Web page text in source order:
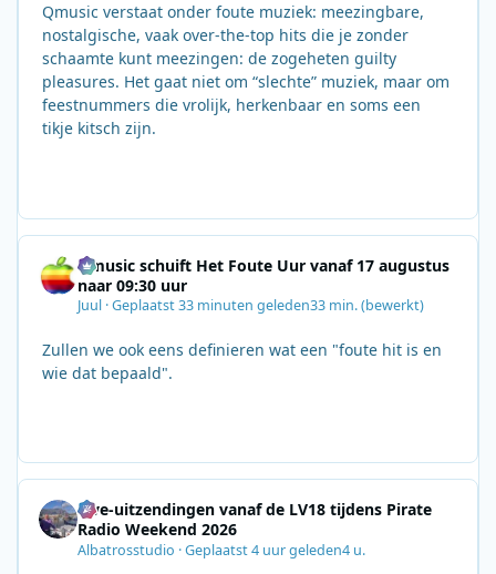
Qmusic verstaat onder foute muziek: meezingbare,
nostalgische, vaak over‑the‑top hits die je zonder
schaamte kunt meezingen: de zogeheten guilty
pleasures. Het gaat niet om “slechte” muziek, maar om
feestnummers die vrolijk, herkenbaar en soms een
tikje kitsch zijn.
Qmusic schuift Het Foute Uur vanaf 17 augustus
naar 09:30 uur
Juul ·Geplaatst33 minuten geleden33 min.(bewerkt)
Zullen we ook eens definieren wat een "foute hit is en
wie dat bepaald".
Live-uitzendingen vanaf de LV18 tijdens Pirate
Radio Weekend 2026
Albatrosstudio ·Geplaatst4 uur geleden4 u.